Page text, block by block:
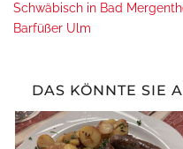
Schwäbisch in Bad
Barfüßer Ulm
DAS KÖNNTE SIE